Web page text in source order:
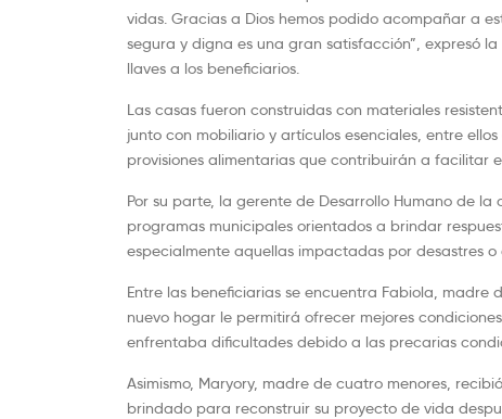
vidas. Gracias a Dios hemos podido acompañar a
segura y digna es una gran satisfacción”, expresó
llaves a los beneficiarios.
Las casas fueron construidas con materiales
junto con mobiliario y artículos esenciales, entre
provisiones alimentarias que contribuirán a facilitar
Por su parte, la gerente de Desarrollo Humano de
programas municipales orientados a brindar
especialmente aquellas impactadas por desastres
Entre las beneficiarias se encuentra Fabiola,
nuevo hogar le permitirá ofrecer mejores
enfrentaba dificultades debido a las precarias
Asimismo, Maryory, madre de cuatro menores,
brindado para reconstruir su proyecto de vida